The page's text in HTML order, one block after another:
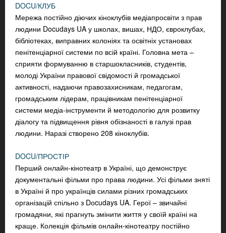
DOCU/КЛУБ
Мережа постійно діючих кіноклубів медіапросвіти з прав
людини Docudays UA у школах, вишах, НДО, євроклубах,
бібліотеках, виправних колоніях та освітніх установах
пенітенціарної системи по всій країні. Головна мета –
сприяти формуванню в старшокласників, студентів,
молоді України правової свідомості й громадської
активності, надаючи правозахисникам, педагогам,
громадським лідерам, працівникам пенітенціарної
системи медіа-інструменти й методологію для розвитку
діалогу та підвищення рівня обізнаності в галузі прав
людини. Наразі створено 208 кіноклубів.
DOCU/ПРОСТІР
Перший онлайн-кінотеатр в Україні, що демонструє
документальні фільми про права людини. Усі фільми зняті
в Україні й про українців силами різних громадських
організацій спільно з Dоcudays UA. Герої – звичайні
громадяни, які прагнуть змінити життя у своїй країні на
краще. Колекція фільмів онлайн-кінотеатру постійно